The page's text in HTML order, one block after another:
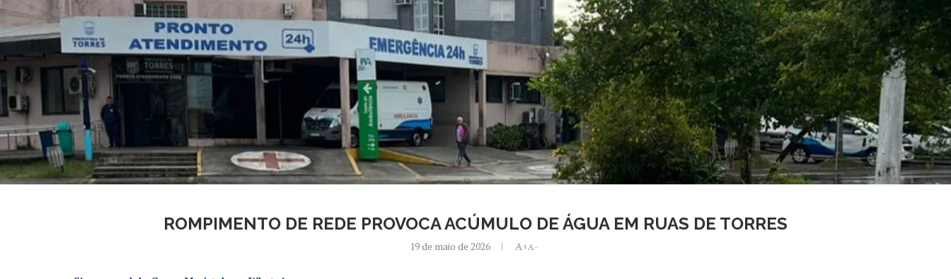
ROMPIMENTO DE REDE PROVOCA ACÚMULO DE ÁGUA EM RUAS DE TORRES
19 de maio de 2026 A+A-